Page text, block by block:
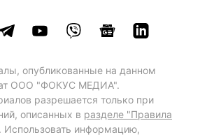
опубликованные на данном
ООО "ФОКУС МЕДИА".
разрешается только при
описанных в разделе "Правила
. Использовать информацию,